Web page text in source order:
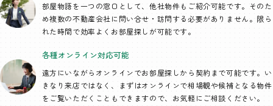
部屋物語を一つの窓口として、他社物件もご紹介可能です。そのた
め複数の不動産会社に問い合せ・訪問する必要がありません。限ら
れた時間で効率よくお部屋探しが可能です。
各種オンライン対応可能
遠方にいながらオンラインでお部屋探しから契約まで可能です。い
きなり来店ではなく、まずはオンラインで相場観や候補となる物件
をご覧いただくこともできますので、お気軽にご相談ください。